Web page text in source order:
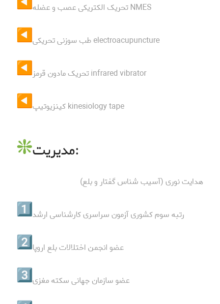
تحریک الکتریکی عصب و عضله NMES
طب سوزنی تحریکی electroacupuncture
تحریک مادون قرمز infrared vibrator
کینزیوتیپ kinesiology tape
مدیریت:
هدایت نوری (آسیب شناس گفتار و بلع)
رتبه سوم کشوری آزمون سراسری کارشناسی ارشد
عضو انجمن اختلالات بلع اروپا
عضو سازمان جهانی سکته مغزی